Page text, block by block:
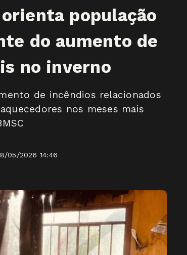
população
do aumento de
no inverno
de incêndios relacionados
nos meses mais
05/2026 14:46